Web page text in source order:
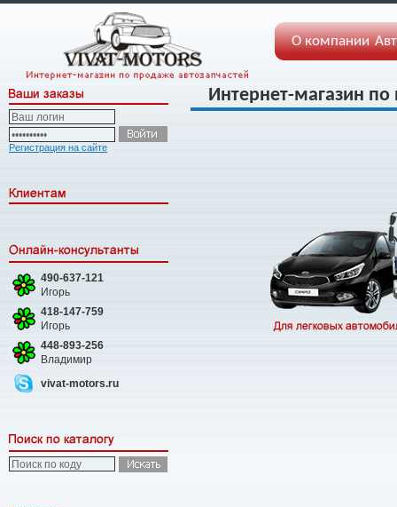
О компании
Регистрация на сайте
490-637-121
Игорь
418-147-759
Игорь
448-893-256
Владимир
vivat-motors.ru
Интернет-магазин по